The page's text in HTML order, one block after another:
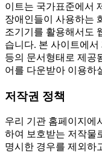
이트는 국가표준에서
장애인들이 사용하는
조기기를 활용해서도
습니다. 본 사이트에서
등의 문서형태로 제공
어를 다운받아 이용하
저작권 정책
우리 기관 홈페이지에
하여 보호받는 저작물
명시한 경우를 제외하